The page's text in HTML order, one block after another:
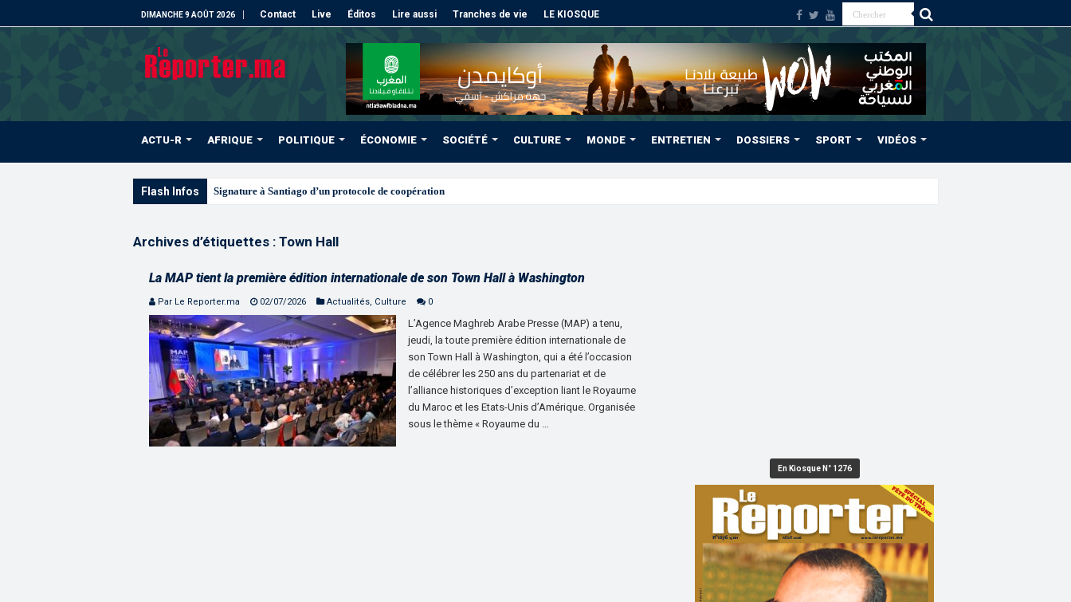
DIMANCHE 9 AOÛT 2026 Contact Live Éditos Lire aussi Tranches de vie LE KIOSQUE
ACTU-R AFRIQUE POLITIQUE ÉCONOMIE SOCIÉTÉ CULTURE MONDE ENTRETIEN DOSSIERS SPORT VIDÉOS
Flash Infos Signature à Santiago d’un protocole de coopération sanitaire et phytosanitaire entr
Archives d’étiquettes : Town Hall
La MAP tient la première édition internationale de son Town Hall à Washington
Par Le Reporter.ma 02/07/2026 Actualités, Culture 0
L’Agence Maghreb Arabe Presse (MAP) a tenu,
jeudi, la toute première édition internationale de
son Town Hall à Washington, qui a été l’occasion
de célébrer les 250 ans du partenariat et de
l’alliance historiques d’exception liant le Royaume
du Maroc et les Etats-Unis d’Amérique. Organisée
sous le thème « Royaume du …
En Kiosque N° 1276